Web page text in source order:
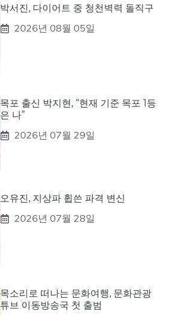
박서진, 다이어트 중 청천벽력 돌직구
2026년 08월 05일
목포 출신 박지현, “현재 기준 목포 1등
은 나”
2026년 07월 29일
오유진, 지상파 휩쓴 파격 변신
2026년 07월 28일
목소리로 떠나는 문화여행, 문화관광
튜브 이동방송국 첫 출범